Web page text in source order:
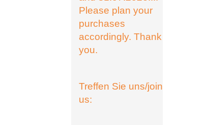
Please plan your
purchases
accordingly. Thank
you.
Treffen Sie uns/join
us: